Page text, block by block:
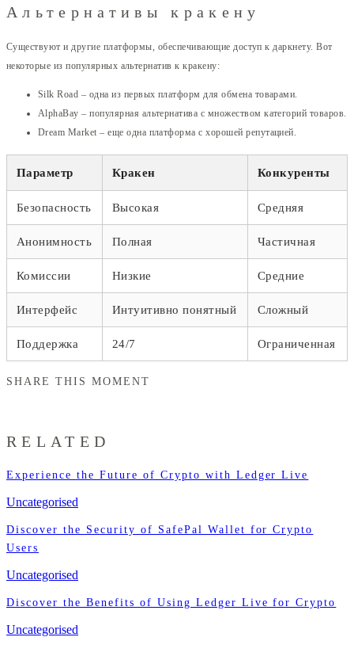
Альтернативы кракену
Существуют и другие платформы, обеспечивающие доступ к даркнету. Вот
некоторые из популярных альтернатив к кракену:
Silk Road – одна из первых платформ для обмена товарами.
AlphaBay – популярная альтернатива с множеством категорий товаров.
Dream Market – еще одна платформа с хорошей репутацией.
Параметр Кракен Конкуренты
Безопасность Высокая Средняя
Анонимность Полная Частичная
Комиссии Низкие Средние
Интерфейс Интуитивно понятный Сложный
Поддержка 24/7 Ограниченная
SHARE THIS MOMENT
RELATED
Experience the Future of Crypto with Ledger Live
Uncategorised
Discover the Security of SafePal Wallet for Crypto
Users
Uncategorised
Discover the Benefits of Using Ledger Live for Crypto
Uncategorised